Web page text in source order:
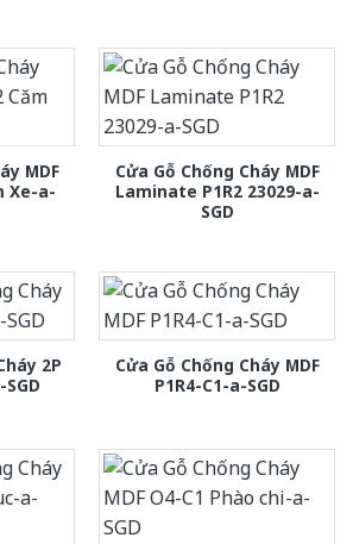
MDF
Xe-a-
Cửa Gỗ Chống Cháy MDF
Laminate P1R2 23029-a-
SGD
2P
Cửa Gỗ Chống Cháy MDF
P1R4-C1-a-SGD